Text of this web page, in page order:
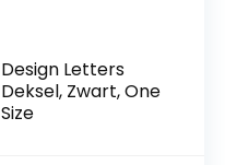
Design Letters
Deksel, Zwart, One
Size